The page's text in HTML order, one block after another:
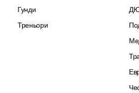
Гунди
Треньори